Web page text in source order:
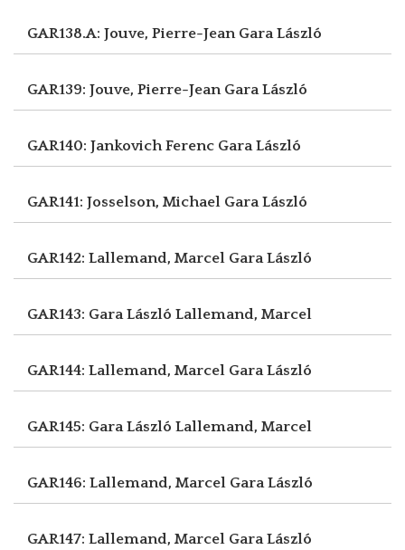
GAR138.A: Jouve, Pierre-Jean Gara László
GAR139: Jouve, Pierre-Jean Gara László
GAR140: Jankovich Ferenc Gara László
GAR141: Josselson, Michael Gara László
GAR142: Lallemand, Marcel Gara László
GAR143: Gara László Lallemand, Marcel
GAR144: Lallemand, Marcel Gara László
GAR145: Gara László Lallemand, Marcel
GAR146: Lallemand, Marcel Gara László
GAR147: Lallemand, Marcel Gara László